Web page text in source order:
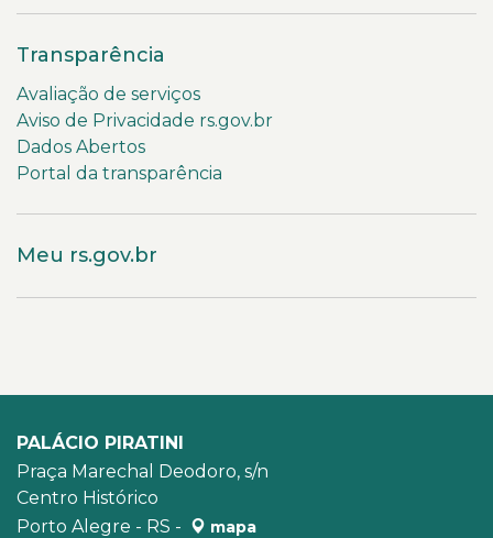
Transparência
Avaliação de serviços
Aviso de Privacidade rs.gov.br
Dados Abertos
Portal da transparência
Meu rs.gov.br
PALÁCIO PIRATINI
Praça Marechal Deodoro, s/n
Centro Histórico
Porto Alegre - RS -
mapa